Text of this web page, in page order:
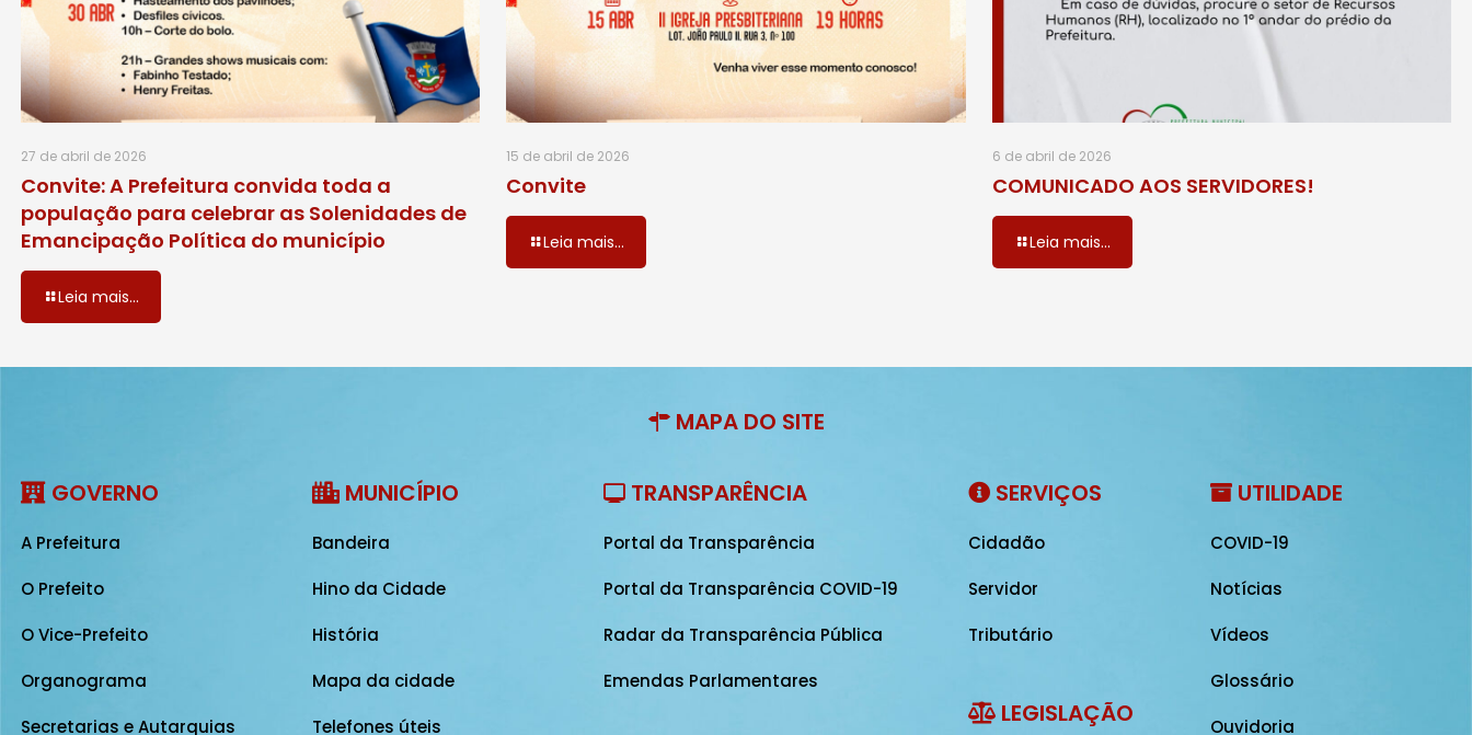
27 de abril de 2026
Convite: A Prefeitura convida toda a
população para celebrar as Solenidades de
Emancipação Política do município
Leia mais...
15 de abril de 2026
Convite
Leia mais...
6 de abril de 2026
COMUNICADO AOS SERVIDORES!
Leia mais...
MAPA DO SITE
GOVERNO
A Prefeitura
O Prefeito
O Vice-Prefeito
Organograma
Secretarias e Autarquias
MUNICÍPIO
Bandeira
Hino da Cidade
História
Mapa da cidade
Telefones úteis
TRANSPARÊNCIA
Portal da Transparência
Portal da Transparência COVID-19
Radar da Transparência Pública
Emendas Parlamentares
SERVIÇOS
Cidadão
Servidor
Tributário
LEGISLAÇÃO
UTILIDADE
COVID-19
Notícias
Vídeos
Glossário
Ouvidoria